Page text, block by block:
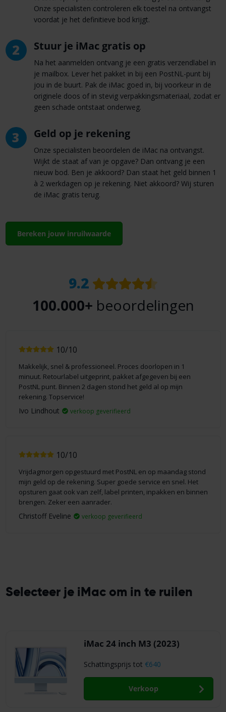
Onze specialisten controleren elk toestel na ontvangst
voordat je het definitieve bod krijgt.
2 Stuur je iMac gratis op
Na het aanmelden ontvang je een gratis verzendlabel in
je mailbox. Lever het pakket in bij een PostNL-punt bij
jou in de buurt. Pak de iMac goed in, bij voorkeur in de
originele doos of in stevig verpakkingsmateriaal, zodat er
geen schade ontstaat onderweg.
3 Geld op je rekening
Onze specialisten beoordelen de iMac na ontvangst.
Wijkt de staat af van je opgave? Dan ontvang je een
nieuw bod. Ben je akkoord? Dan staat het geld binnen 1
à 2 werkdagen op je rekening. Niet akkoord? Wij sturen
de iMac gratis terug.
Bereken jouw inruilwaarde
9.2
100.000+ beoordelingen
10/10
Makkelijk, snel & professioneel. Proces doorlopen in 1
minuut. Retourlabel uitgeprint, pakket afgegeven bij een
PostNL punt. Binnen 2 dagen stond het geld al op mijn
rekening. Topservice!
Ivo Lindhout verkoop geverifieerd
10/10
Vrijdagmorgen opgestuurd met PostNL en op maandag stond
mijn geld op de rekening. Super goede service en snel. Het
opsturen gaat ook van zelf, label printen, inpakken en binnen
brengen. Zeker een aanrader.
Christoff Eveline verkoop geverifieerd
Selecteer je iMac om in te ruilen
iMac 24 inch M3 (2023)
Schattingsprijs tot €640
Verkoop